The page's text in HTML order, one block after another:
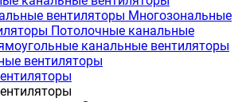
вентиляторы Многозональные
Потолочные канальные
канальные вентиляторы
вентиляторы